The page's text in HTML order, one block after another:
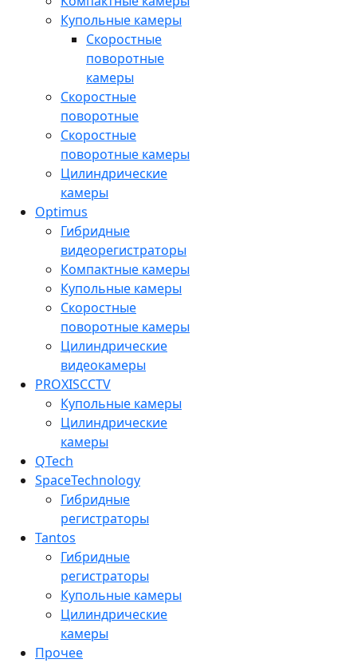
Купольные камеры
Скоростные
поворотные
камеры
Скоростные
поворотные
Скоростные
поворотные камеры
Цилиндрические
камеры
Optimus
Гибридные
видеорегистраторы
Компактные камеры
Купольные камеры
Скоростные
поворотные камеры
Цилиндрические
видеокамеры
PROXISCCTV
Купольные камеры
Цилиндрические
камеры
QTech
SpaceTechnology
Гибридные
регистраторы
Tantos
Гибридные
регистраторы
Купольные камеры
Цилиндрические
камеры
Прочее